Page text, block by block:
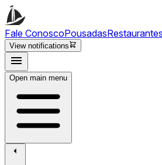
Fale ConoscoPousadasRestaurantes
View notifications
Open main menu